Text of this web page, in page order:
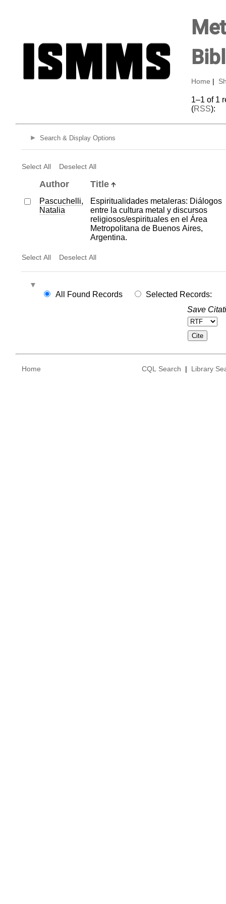
Home
1–1 of 1
(RSS):
Search & Display Options
Select All Deselect All
Author Title
Pascuchelli,
Natalia
Espiritualidades metaleras: Diálogos
entre la cultura metal y discursos
religiosos/espirituales en el Área
Metropolitana de Buenos Aires,
Argentina.
Select All Deselect All
All Found Records
Selected Records:
Save
Home CQL Search | Library